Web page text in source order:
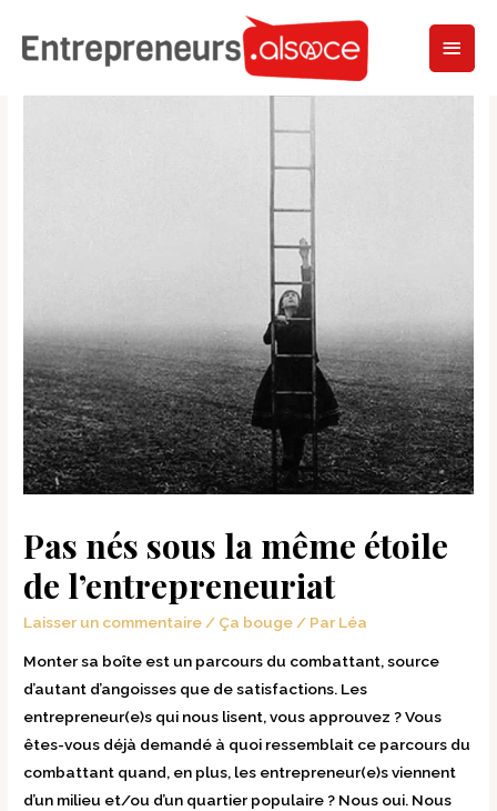
Pas nés sous la même étoile
de l’entrepreneuriat
Laisser un commentaire / Ça bouge / Par Léa
Monter sa boîte est un parcours du combattant, source
d’autant d’angoisses que de satisfactions. Les
entrepreneur(e)s qui nous lisent, vous approuvez ? Vous
êtes-vous déjà demandé à quoi ressemblait ce parcours du
combattant quand, en plus, les entrepreneur(e)s viennent
d’un milieu et/ou d’un quartier populaire ? Nous oui. Nous